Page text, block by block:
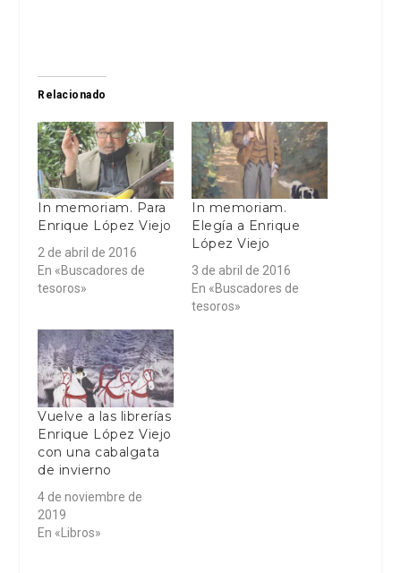
Relacionado
In memoriam. Para
Enrique López Viejo
2 de abril de 2016
En «Buscadores de
tesoros»
In memoriam.
Elegía a Enrique
López Viejo
3 de abril de 2016
En «Buscadores de
tesoros»
Vuelve a las librerías
Enrique López Viejo
con una cabalgata
de invierno
4 de noviembre de
2019
En «Libros»